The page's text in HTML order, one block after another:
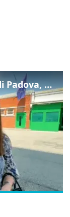
Gli avvocati visitano le carceri di Padova, ecco cosa hanno trovato